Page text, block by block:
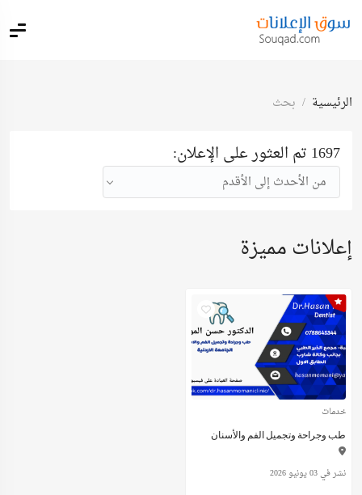
الرئيسية بحث
1697 تم العثور على الإعلان:
من الأحدث إلى الأقدم
إعلانات مميزة
خدمات
طب وجراحة وتجميل الفم والأسنان
نشر في 03 يونيو 2026